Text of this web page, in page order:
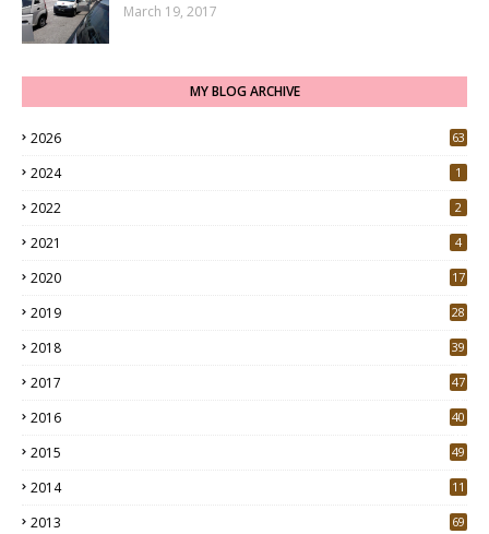
March 19, 2017
MY BLOG ARCHIVE
2026 63
2024 1
2022 2
2021 4
2020
17
2019
28
2018
39
2017
47
2016
40
2015
49
2014 11
2013 69